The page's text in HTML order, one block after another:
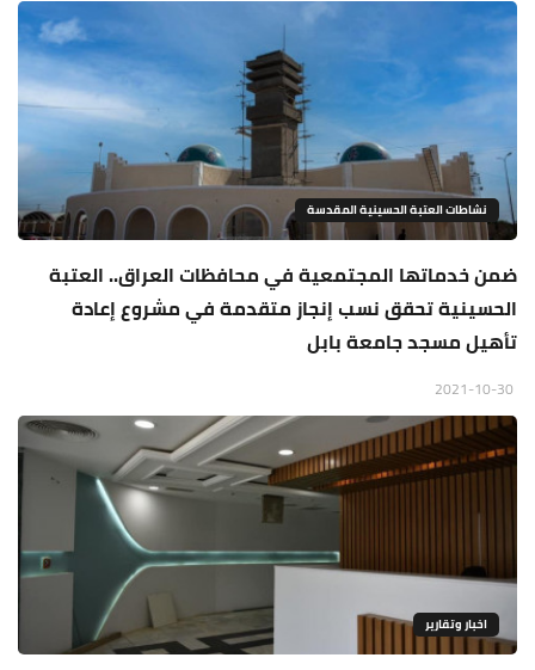
نشاطات العتبة الحسينية المقدسة
ضمن خدماتها المجتمعية في محافظات العراق.. العتبة
الحسينية تحقق نسب إنجاز متقدمة في مشروع إعادة
تأهيل مسجد جامعة بابل
اخبار وتقارير